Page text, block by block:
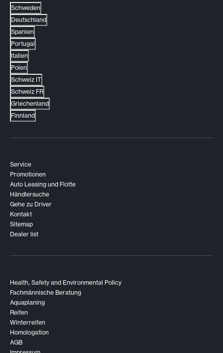
Schweden
Deutschland
Spanien
Portugal
Italien
Polen
Schweiz IT
Schweiz FR
Griechenland
Finnland
Service
Promotionen
Auto Leasing und Flotte
Händlersuche
Gehe zu Driver
Kontakt
Sitemap
Dealer list
Health, Safety and Environmental Policy
Fachmännische Beratung
Aquaplaning
Reifen
Winterreifen
Homologation
AGB